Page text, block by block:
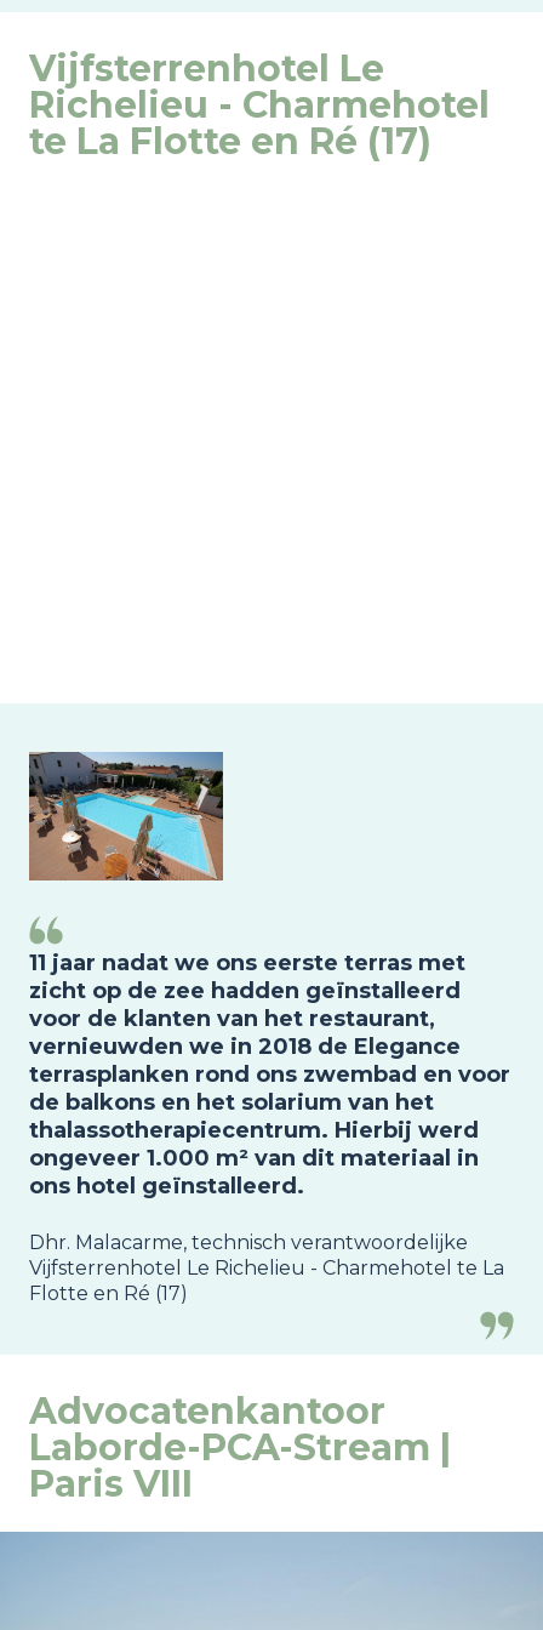
Vijfsterrenhotel Le
Richelieu - Charmehotel
te La Flotte en Ré (17)
Image
11 jaar nadat we ons eerste terras met
zicht op de zee hadden geïnstalleerd
voor de klanten van het restaurant,
vernieuwden we in 2018 de Elegance
terrasplanken rond ons zwembad en voor
de balkons en het solarium van het
thalassotherapiecentrum. Hierbij werd
ongeveer 1.000 m² van dit materiaal in
ons hotel geïnstalleerd.
Dhr. Malacarme, technisch verantwoordelijke
Vijfsterrenhotel Le Richelieu - Charmehotel te La
Flotte en Ré (17)
Advocatenkantoor
Laborde-PCA-Stream |
Paris VIII